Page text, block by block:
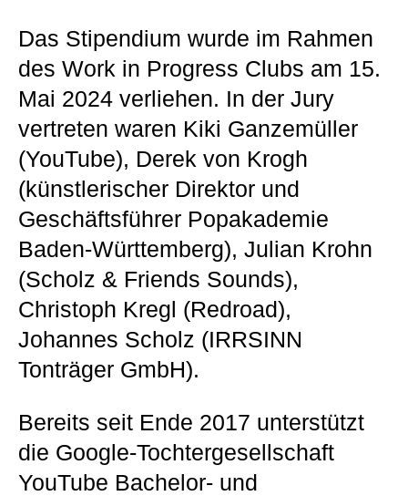
Das Stipendium wurde im Rahmen
des Work in Progress Clubs am 15.
Mai 2024 verliehen. In der Jury
vertreten waren Kiki Ganzemüller
(YouTube), Derek von Krogh
(künstlerischer Direktor und
Geschäftsführer Popakademie
Baden-Württemberg), Julian Krohn
(Scholz & Friends Sounds),
Christoph Kregl (Redroad),
Johannes Scholz (IRRSINN
Tonträger GmbH).
Bereits seit Ende 2017 unterstützt
die Google-Tochtergesellschaft
YouTube Bachelor- und